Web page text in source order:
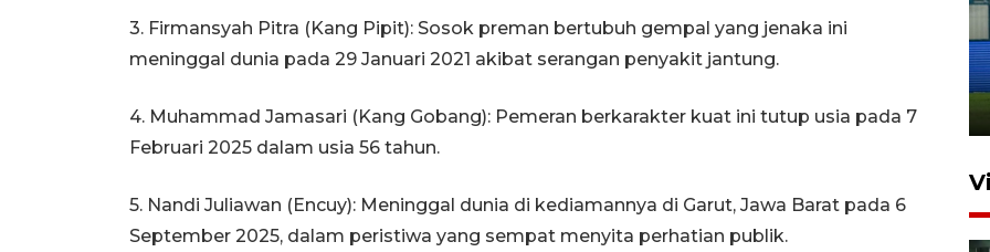
3. Firmansyah Pitra (Kang Pipit): Sosok preman bertubuh gempal yang jenaka ini
meninggal dunia pada 29 Januari 2021 akibat serangan penyakit jantung.
4. Muhammad Jamasari (Kang Gobang): Pemeran berkarakter kuat ini tutup usia pada 7
Februari 2025 dalam usia 56 tahun.
5. Nandi Juliawan (Encuy): Meninggal dunia di kediamannya di Garut, Jawa Barat pada 6
September 2025, dalam peristiwa yang sempat menyita perhatian publik.
Penutupan latihan bela negara
dan manajerial SPPI di
31 Juli 2026 18:01